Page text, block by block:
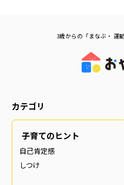
3歳からの「まなぶ・ 運
カテゴリ
子育てのヒント
自己肯定感
しつけ